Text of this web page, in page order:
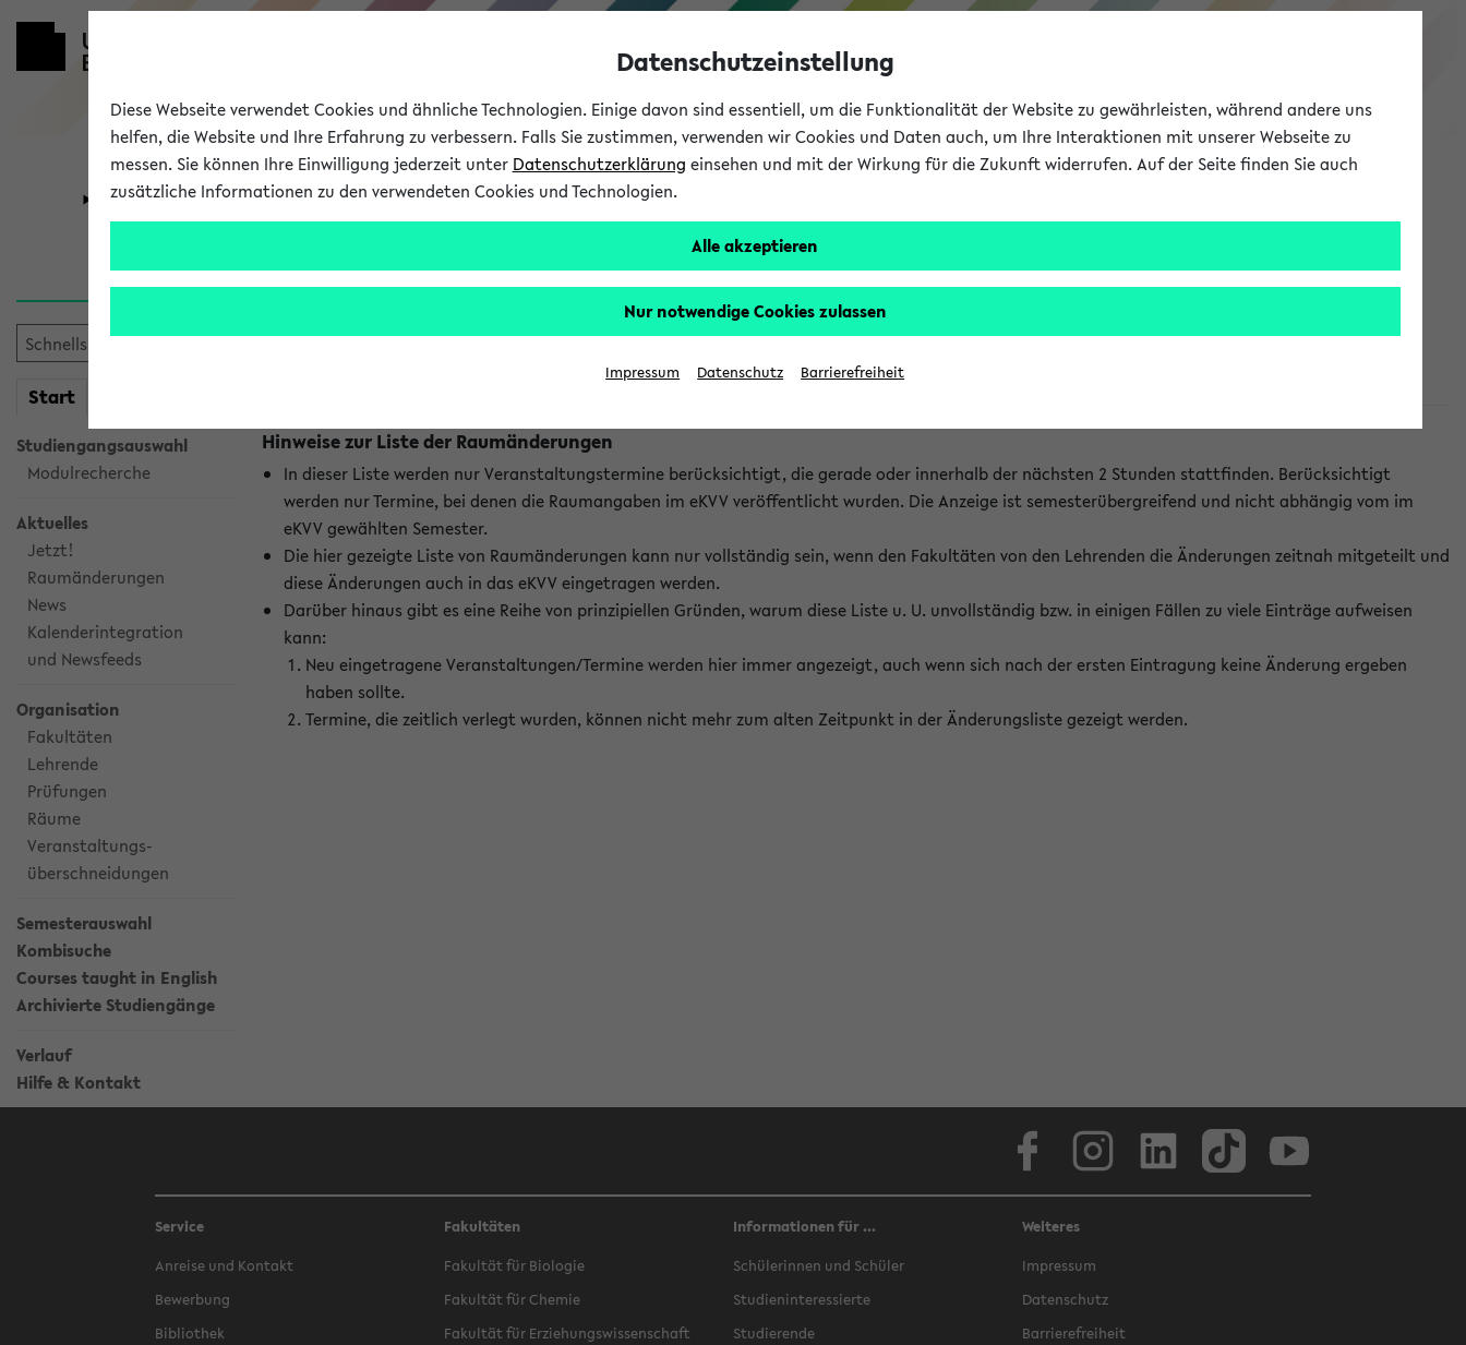
eKVV
Universität Forschung Studium
Start
Studiengangsauswahl
Modulrecherche
Aktuelles
Jetzt!
Raumänderungen
News
Kalenderintegration
und Newsfeeds
Organisation
Fakultäten
Lehrende
Prüfungen
Räume
Veranstaltungs-
überschneidungen
Semesterauswahl
Kombisuche
Courses taught in English
Archivierte Studiengänge
Verlauf
Hilfe & Kontakt
Raumänderungen
Hinweise zur Liste der Raumänderungen
In dieser Liste werden nur Veranstaltungstermine berücksichtigt, die gerade oder innerhalb der nächsten 2 Stunden stattfinden. Berücksichtigt
werden nur Termine, bei denen die Raumangaben im eKVV veröffentlicht wurden. Die Anzeige ist semesterübergreifend und nicht abhängig vom im
eKVV gewählten Semester.
Die hier gezeigte Liste von Raumänderungen kann nur vollständig sein, wenn den Fakultäten von den Lehrenden die Änderungen zeitnah mitgeteilt und
diese Änderungen auch in das eKVV eingetragen werden.
Darüber hinaus gibt es eine Reihe von prinzipiellen Gründen, warum diese Liste u. U. unvollständig bzw. in einigen Fällen zu viele Einträge aufweisen
kann:
Neu eingetragene Veranstaltungen/Termine werden hier immer angezeigt, auch wenn sich nach der ersten Eintragung keine Änderung ergeben
haben sollte.
Termine, die zeitlich verlegt wurden, können nicht mehr zum alten Zeitpunkt in der Änderungsliste gezeigt werden.
Service
Anreise und Kontakt
Bewerbung
Bibliothek
Fakultäten
Fakultät für Biologie
Fakultät für Chemie
Fakultät für Erziehungswissenschaft
Informationen für ...
Schülerinnen und Schüler
Studieninteressierte
Studierende
Weiteres
Impressum
Datenschutz
Barrierefreiheit
Datenschutzeinstellung
Diese Webseite verwendet Cookies und ähnliche Technologien. Einige davon sind essentiell, um die Funktionalität der Website zu gewährleisten, während andere uns
helfen, die Website und Ihre Erfahrung zu verbessern. Falls Sie zustimmen, verwenden wir Cookies und Daten auch, um Ihre Interaktionen mit unserer Webseite zu
messen. Sie können Ihre Einwilligung jederzeit unter Datenschutzerklärung einsehen und mit der Wirkung für die Zukunft widerrufen. Auf der Seite finden Sie auch
zusätzliche Informationen zu den verwendeten Cookies und Technologien.
Alle akzeptieren
Nur notwendige Cookies zulassen
Impressum Datenschutz Barrierefreiheit